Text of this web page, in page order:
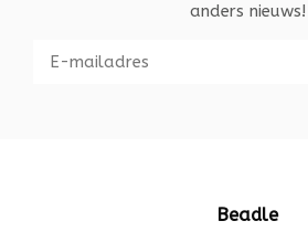
anders nieuws!
Beadle